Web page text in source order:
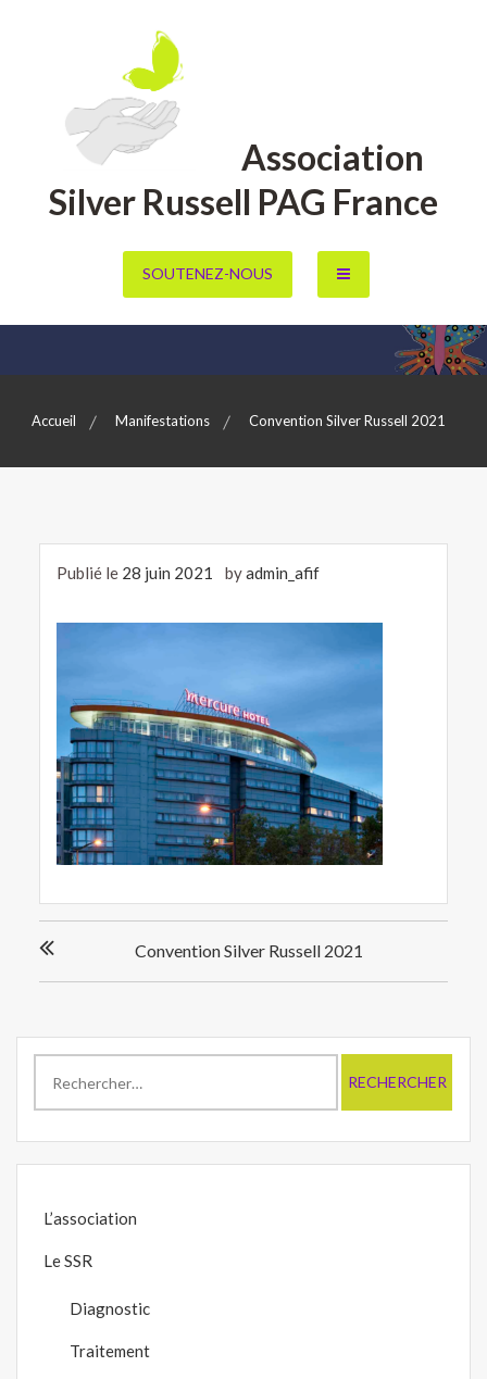
Association
Silver Russell PAG France
SOUTENEZ-NOUS
Accueil Manifestations Convention Silver Russell 2021
Publié le 28 juin 2021 byadmin_afif
de
l’article
Convention Silver Russell 2021
L’association
Le SSR
Diagnostic
Traitement